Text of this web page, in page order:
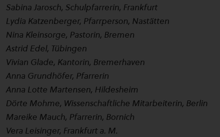
Sabina Jarosch, Schulpfarrerin, Frankfurt
Lydia Katzenberger, Pfarrperson, Nastätten
Nina Kleinsorge, Pastorin, Bremen
Astrid Edel, Tübingen
Vivian Glade, Kantorin, Bremerhaven
Anna Grundhöfer, Pfarrerin
Anna Lotte Martensen, Hildesheim
Dörte Mohme, Wissenschaftliche Mitarbeiterin, Berlin
Mareike Mauch, Pfarrerin, Bornich
Vera Leisinger, Frankfurt a. M.